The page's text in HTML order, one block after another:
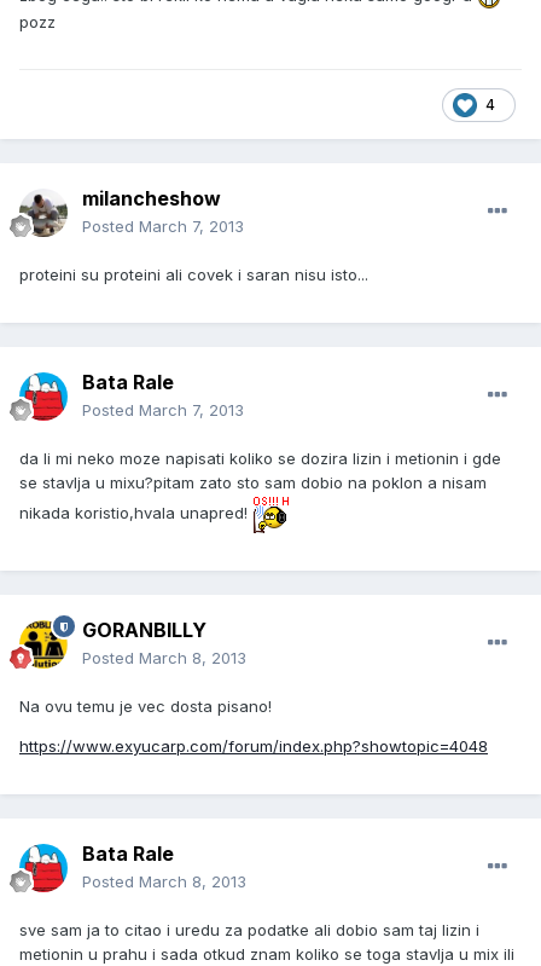
pozz
4
milancheshow
Posted March 7, 2013
proteini su proteini ali covek i saran nisu isto...
Bata Rale
Posted March 7, 2013
da li mi neko moze napisati koliko se dozira lizin i metionin i gde
se stavlja u mixu?pitam zato sto sam dobio na poklon a nisam
nikada koristio,hvala unapred!
GORANBILLY
Posted March 8, 2013
Na ovu temu je vec dosta pisano!
https://www.exyucarp.com/forum/index.php?showtopic=4048
Bata Rale
Posted March 8, 2013
sve sam ja to citao i uredu za podatke ali dobio sam taj lizin i
metionin u prahu i sada otkud znam koliko se toga stavlja u mix ili